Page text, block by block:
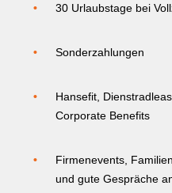
30 Urlaubstage bei
Sonderzahlungen
Hansefit,
Corporate Benefits
Firmenevents,
und gute Gespräche